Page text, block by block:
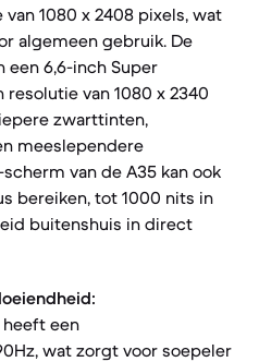
1080 x 2408 pixels, wat
algemeen gebruik. De
een 6,6-inch Super
van 1080 x 2340
zwarttinten,
meeslependere
van de A35 kan ook
bereiken, tot 1000 nits in
buitenshuis in direct
heeft een
wat zorgt voor soepeler